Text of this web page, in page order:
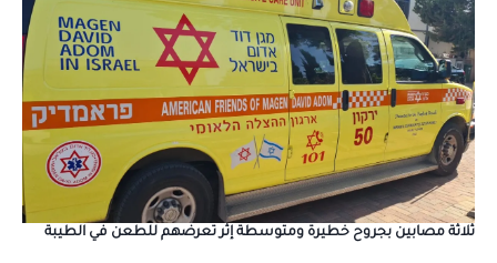
ثلاثة مصابين بجروح خطيرة ومتوسطة إثر تعرضهم للطعن في الطيبة